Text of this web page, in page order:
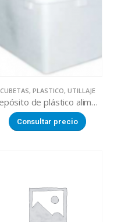
CUBETAS, PLASTICO, UTILLAJE
Depósito de plástico alimentario
Consultar precio